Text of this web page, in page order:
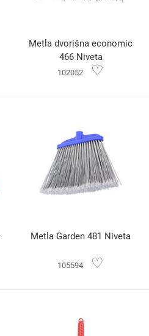
Metla dvorišna economic
466 Niveta
102052 ♡
Metla Garden 481 Niveta
105594 ♡